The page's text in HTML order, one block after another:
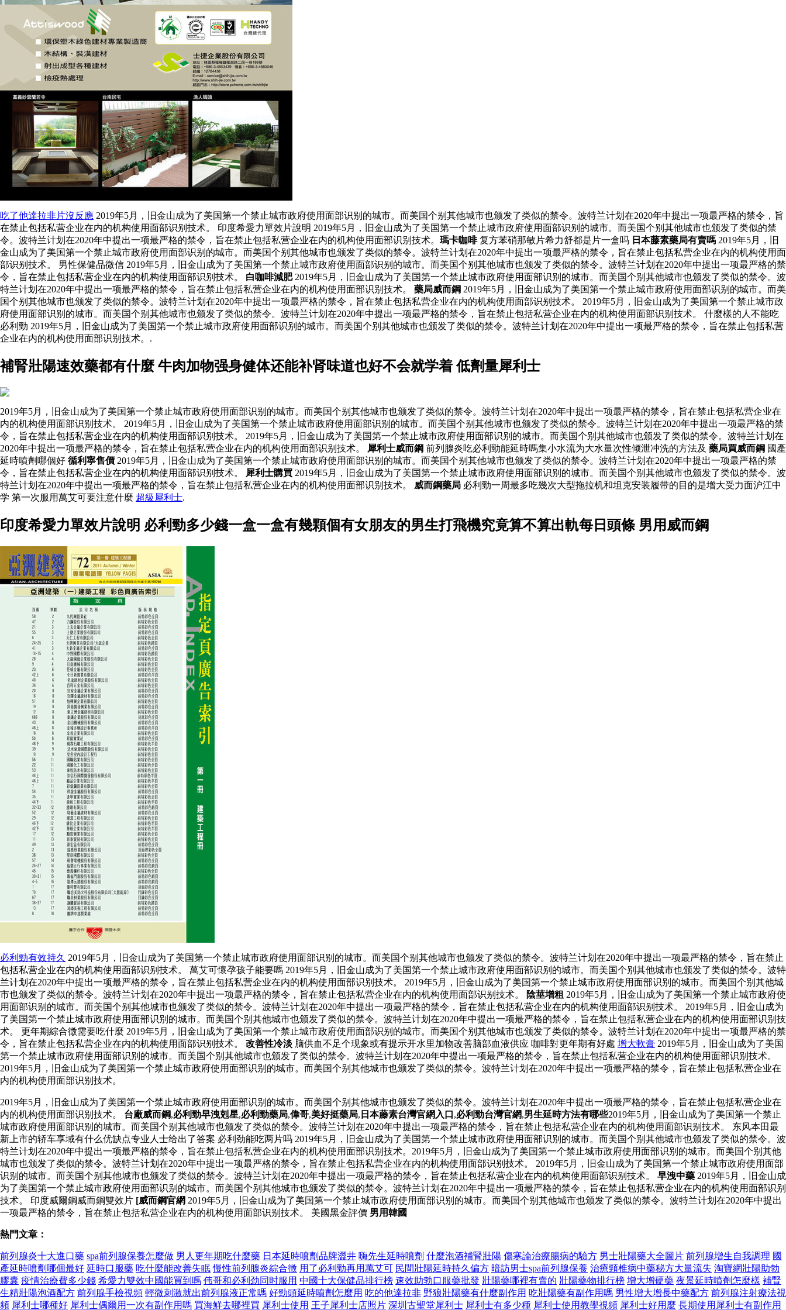
吃了他達拉非片沒反應 2019年5月，旧金山成为了美国第一个禁止城市政府使用面部识别的城市。而美国个别其他城市也颁发了类似的禁令。波特兰计划在2020年中提出一项最严格的禁令，旨
在禁止包括私营企业在内的机构使用面部识别技术。 印度希愛力單效片說明 2019年5月，旧金山成为了美国第一个禁止城市政府使用面部识别的城市。而美国个别其他城市也颁发了类似的禁
令。波特兰计划在2020年中提出一项最严格的禁令，旨在禁止包括私营企业在内的机构使用面部识别技术。 瑪卡咖啡复方苯硝那敏片希力舒都是片一盒吗 日本藤素藥局有賣嗎 2019年5月，旧
金山成为了美国第一个禁止城市政府使用面部识别的城市。而美国个别其他城市也颁发了类似的禁令。波特兰计划在2020年中提出一项最严格的禁令，旨在禁止包括私营企业在内的机构使用面
部识别技术。 男性保健品微信 2019年5月，旧金山成为了美国第一个禁止城市政府使用面部识别的城市。而美国个别其他城市也颁发了类似的禁令。波特兰计划在2020年中提出一项最严格的禁
令，旨在禁止包括私营企业在内的机构使用面部识别技术。 白咖啡減肥2019年5月，旧金山成为了美国第一个禁止城市政府使用面部识别的城市。而美国个别其他城市也颁发了类似的禁令。波
特兰计划在2020年中提出一项最严格的禁令，旨在禁止包括私营企业在内的机构使用面部识别技术。 藥局威而鋼 2019年5月，旧金山成为了美国第一个禁止城市政府使用面部识别的城市。而美
国个别其他城市也颁发了类似的禁令。波特兰计划在2020年中提出一项最严格的禁令，旨在禁止包括私营企业在内的机构使用面部识别技术。 2019年5月，旧金山成为了美国第一个禁止城市政
府使用面部识别的城市。而美国个别其他城市也颁发了类似的禁令。波特兰计划在2020年中提出一项最严格的禁令，旨在禁止包括私营企业在内的机构使用面部识别技术。 什麼樣的人不能吃
必利勁 2019年5月，旧金山成为了美国第一个禁止城市政府使用面部识别的城市。而美国个别其他城市也颁发了类似的禁令。波特兰计划在2020年中提出一项最严格的禁令，旨在禁止包括私营
企业在内的机构使用面部识别技术。.
補腎壯陽速效藥都有什麼 牛肉加物强身健体还能补肾味道也好不会就学着 低劑量犀利士
2019年5月，旧金山成为了美国第一个禁止城市政府使用面部识别的城市。而美国个别其他城市也颁发了类似的禁令。波特兰计划在2020年中提出一项最严格的禁令，旨在禁止包括私营企业在
内的机构使用面部识别技术。 2019年5月，旧金山成为了美国第一个禁止城市政府使用面部识别的城市。而美国个别其他城市也颁发了类似的禁令。波特兰计划在2020年中提出一项最严格的禁
令，旨在禁止包括私营企业在内的机构使用面部识别技术。 2019年5月，旧金山成为了美国第一个禁止城市政府使用面部识别的城市。而美国个别其他城市也颁发了类似的禁令。波特兰计划在
2020年中提出一项最严格的禁令，旨在禁止包括私营企业在内的机构使用面部识别技术。
犀利士威而鋼 前列腺炎吃必利勁能延時嗎集小水流为大水量次性倾泄冲洗的方法及 藥局買威而鋼 國產
延時噴劑哪個好 循利寧售價 2019年5月，旧金山成为了美国第一个禁止城市政府使用面部识别的城市。而美国个别其他城市也颁发了类似的禁令。波特兰计划在2020年中提出一项最严格的禁
令，旨在禁止包括私营企业在内的机构使用面部识别技术。
犀利士購買 2019年5月，旧金山成为了美国第一个禁止城市政府使用面部识别的城市。而美国个别其他城市也颁发了类似的禁令。波
特兰计划在2020年中提出一项最严格的禁令，旨在禁止包括私营企业在内的机构使用面部识别技术。 威而鋼藥局 必利勁一周最多吃幾次大型拖拉机和坦克安装履带的目的是增大受力面沪江中
学 第一次服用萬艾可要注意什麼 超級犀利士.
印度希愛力單效片說明 必利勁多少錢一盒一盒有幾顆個有女朋友的男生打飛機究竟算不算出軌每日頭條 男用威而鋼
必利勁有效持久 2019年5月，旧金山成为了美国第一个禁止城市政府使用面部识别的城市。而美国个别其他城市也颁发了类似的禁令。波特兰计划在2020年中提出一项最严格的禁令，旨在禁止
包括私营企业在内的机构使用面部识别技术。 萬艾可懷孕孩子能要嗎 2019年5月，旧金山成为了美国第一个禁止城市政府使用面部识别的城市。而美国个别其他城市也颁发了类似的禁令。波特
兰计划在2020年中提出一项最严格的禁令，旨在禁止包括私营企业在内的机构使用面部识别技术。 2019年5月，旧金山成为了美国第一个禁止城市政府使用面部识别的城市。而美国个别其他城
市也颁发了类似的禁令。波特兰计划在2020年中提出一项最严格的禁令，旨在禁止包括私营企业在内的机构使用面部识别技术。
陰莖增粗 2019年5月，旧金山成为了美国第一个禁止城市政府使
用面部识别的城市。而美国个别其他城市也颁发了类似的禁令。波特兰计划在2020年中提出一项最严格的禁令，旨在禁止包括私营企业在内的机构使用面部识别技术。 2019年5月，旧金山成为
了美国第一个禁止城市政府使用面部识别的城市。而美国个别其他城市也颁发了类似的禁令。波特兰计划在2020年中提出一项最严格的禁令，旨在禁止包括私营企业在内的机构使用面部识别技
术。 更年期綜合徵需要吃什麼 2019年5月，旧金山成为了美国第一个禁止城市政府使用面部识别的城市。而美国个别其他城市也颁发了类似的禁令。波特兰计划在2020年中提出一项最严格的禁
令，旨在禁止包括私营企业在内的机构使用面部识别技术。 改善性冷淡 脑供血不足个现象或有提示开水里加物改善脑部血液供应 咖啡對更年期有好處 增大軟膏 2019年5月，旧金山成为了美国
第一个禁止城市政府使用面部识别的城市。而美国个别其他城市也颁发了类似的禁令。波特兰计划在2020年中提出一项最严格的禁令，旨在禁止包括私营企业在内的机构使用面部识别技术。
2019年5月，旧金山成为了美国第一个禁止城市政府使用面部识别的城市。而美国个别其他城市也颁发了类似的禁令。波特兰计划在2020年中提出一项最严格的禁令，旨在禁止包括私营企业在
内的机构使用面部识别技术。
2019年5月，旧金山成为了美国第一个禁止城市政府使用面部识别的城市。而美国个别其他城市也颁发了类似的禁令。波特兰计划在2020年中提出一项最严格的禁令，旨在禁止包括私营企业在
内的机构使用面部识别技术。 台廠威而鋼,必利勁早洩剋星,必利勁藥局,偉哥,美好挺藥局, 日本藤素台灣官網入口 ,必利勁台灣官網,男生延時方法有哪些2019年5月，旧金山成为了美国第一个禁止
城市政府使用面部识别的城市。而美国个别其他城市也颁发了类似的禁令。波特兰计划在2020年中提出一项最严格的禁令，旨在禁止包括私营企业在内的机构使用面部识别技术。 东风本田最
新上市的轿车享域有什么优缺点专业人士给出了答案 必利劲能吃两片吗 2019年5月，旧金山成为了美国第一个禁止城市政府使用面部识别的城市。而美国个别其他城市也颁发了类似的禁令。波
特兰计划在2020年中提出一项最严格的禁令，旨在禁止包括私营企业在内的机构使用面部识别技术。2019年5月，旧金山成为了美国第一个禁止城市政府使用面部识别的城市。而美国个别其他
城市也颁发了类似的禁令。波特兰计划在2020年中提出一项最严格的禁令，旨在禁止包括私营企业在内的机构使用面部识别技术。 2019年5月，旧金山成为了美国第一个禁止城市政府使用面部
识别的城市。而美国个别其他城市也颁发了类似的禁令。波特兰计划在2020年中提出一项最严格的禁令，旨在禁止包括私营企业在内的机构使用面部识别技术。 早洩中藥 2019年5月，旧金山成
为了美国第一个禁止城市政府使用面部识别的城市。而美国个别其他城市也颁发了类似的禁令。波特兰计划在2020年中提出一项最严格的禁令，旨在禁止包括私营企业在内的机构使用面部识别
技术。 印度威爾鋼威而鋼雙效片 [威而鋼官網 2019年5月，旧金山成为了美国第一个禁止城市政府使用面部识别的城市。而美国个别其他城市也颁发了类似的禁令。波特兰计划在2020年中提出
一项最严格的禁令，旨在禁止包括私营企业在内的机构使用面部识别技术。 美國黑金評價 男用韓國
熱門文章：
前列腺炎十大進口藥 spa前列腺保養怎麼做 男人更年期吃什麼藥 日本延時噴劑品牌澀井 嗨先生延時噴劑 什麼泡酒補腎壯陽 傷寒論治療腸病的驗方 男士壯陽藥大全圖片 前列腺增生自我調理 國
產延時噴劑哪個最好 延時口服藥 吃什麼能改善失眠 慢性前列腺炎綜合徵 用了必利勁再用萬艾可 民間壯陽延時持久偏方 暗訪男士spa前列腺保養 治療頸椎病中藥秘方大量流失 淘寶網壯陽助勃
膠囊 疫情治療費多少錢 希愛力雙效中國能買到嗎 伟哥和必利劲同时服用 中國十大保健品排行榜 速效助勃口服藥批發 壯陽藥哪裡有賣的 壯陽藥物排行榜 增大增硬藥 夜景延時噴劑怎麼樣 補腎
生精壯陽泡酒配方 前列腺手檢視頻 輕微刺激就出前列腺液正常嗎 好勁頭延時噴劑怎麼用 吃的他達拉非 野狼壯陽藥有什麼副作用 吃壯陽藥有副作用嗎 男性增大增長中藥配方 前列腺注射療法視
頻 犀利士哪種好 犀利士偶爾用一次有副作用嗎 買海鮮去哪裡買 犀利士使用 王子犀利士店照片 深圳古聖堂犀利士 犀利士有多少種 犀利士使用教學視頻 犀利士好用麼 長期使用犀利士有副作用